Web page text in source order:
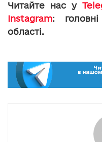
Читайте нас у
Instagram:
області.